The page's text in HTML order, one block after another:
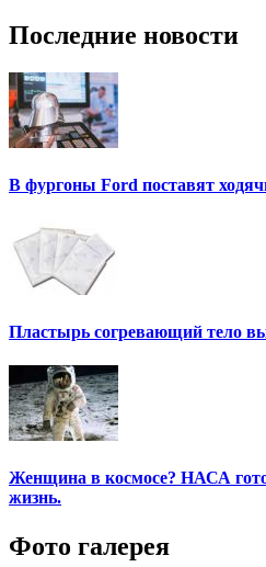
Последние новости
В фургоны Ford поставят
Пластырь согревающий тело
Женщина в космосе? НАСА
жизнь.
Фото галерея